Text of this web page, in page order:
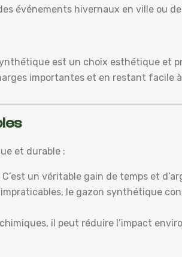
événements hivernaux en ville ou
est un choix esthétique et
importantes et en restant facile
et durable :
un véritable gain de temps et
le gazon synthétique
il peut réduire l’impact